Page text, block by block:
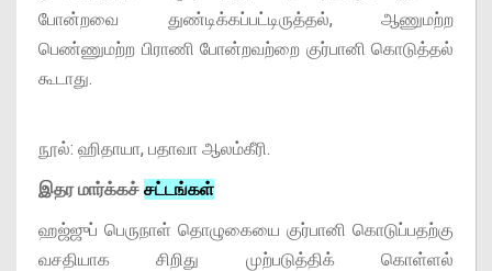
போன்றவை துண்டிக்கப்பட்டிருத்தல், ஆணுமற்ற
பெண்ணுமற்ற பிராணி போன்றவற்றை குர்பானி கொடுத்தல்
கூடாது.
நூல்: ஹிதாயா, பதாவா ஆலம்கீரி.
இதர மார்க்கச் சட்டங்கள்
ஹஜ்ஜுப் பெருநாள் தொழுகையை குர்பானி கொடுப்பதற்கு
வசதியாக சிறிது முற்படுத்திக் கொள்ளல்